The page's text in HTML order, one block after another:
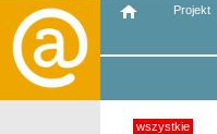
Projekt
wszystkie